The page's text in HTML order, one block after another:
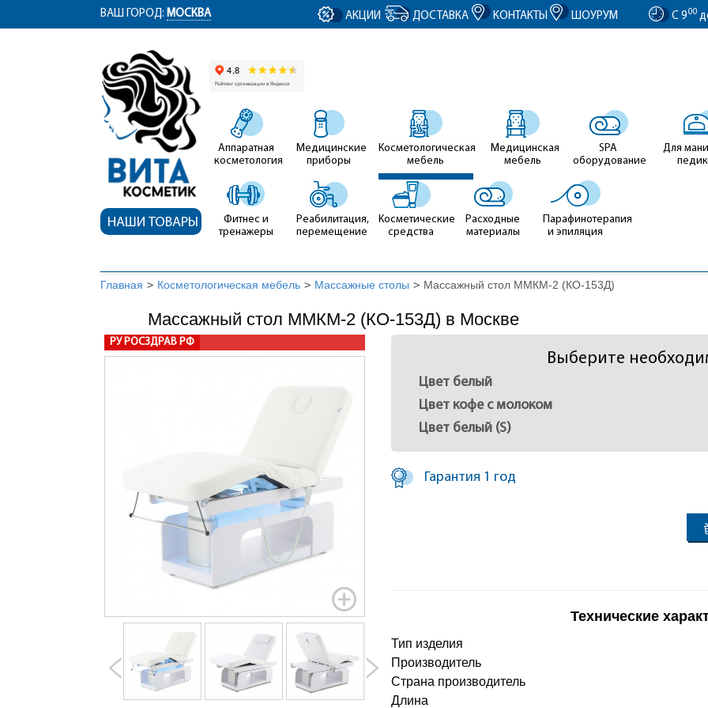
ym(12767704, 'getClientID', function(clientID) { document.getElementById('clientID').value = clientID; });
ВАШ ГОРОД: МОСКВА АКЦИИ ДОСТАВКА КОНТАКТЫ ШОУРУМ С 900
НАШИ ТОВАРЫ
Аппаратная
косметология
Медицинские
приборы
Косметологическая
мебель
Медицинская
мебель
SPA
оборудование
Для
Фитнес и
тренажеры
Реабилитация,
перемещение
Косметические
средства
Расходные
материалы
Парафинотерапия
и эпиляция
Главная > Косметологическая мебель > Массажные столы > Массажный стол ММКМ-2 (КО-153Д)
Массажный стол ММКМ-2 (КО-153Д) в Москве
РУ РОСЗДРАВ РФ
Выберите
Цвет белый
Цвет кофе с молоком
Цвет белый (S)
Гарантия 1 год
Технические
Тип изделия
Производитель
Страна производитель
Длина